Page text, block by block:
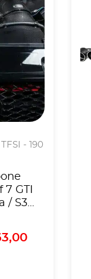
- 190
GTI
/ S3